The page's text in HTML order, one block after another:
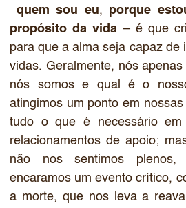
quem sou eu, porque
propósito da vida – é que
para que a alma seja capaz de
vidas. Geralmente, nós
nós somos e qual é o
atingimos um ponto em
tudo o que é necessário em
relacionamentos de apoio;
não nos sentimos plenos,
encaramos um evento crítico,
a morte, que nos leva a